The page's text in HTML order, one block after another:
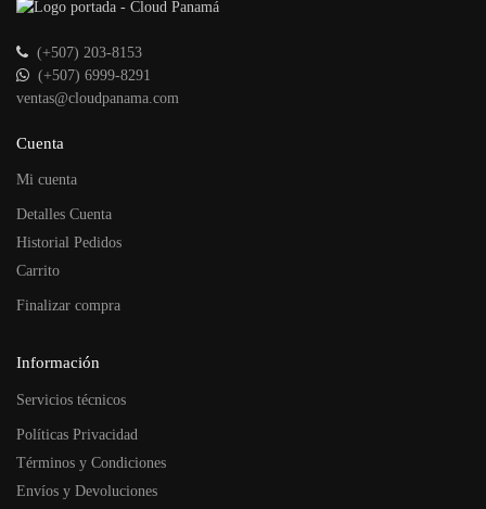
(+507) 203-8153
(+507) 6999-8291
ventas@cloudpanama.com
Cuenta
Mi cuenta
Detalles Cuenta
Historial Pedidos
Carrito
Finalizar compra
Información
Servicios técnicos
Políticas Privacidad
Términos y Condiciones
Envíos y Devoluciones